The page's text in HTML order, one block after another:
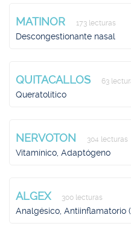
MATINOR 173 lecturas
Descongestionante nasal
QUITACALLOS 63
Queratolítico
NERVOTON 304 lecturas
Vitamínico, Adaptógeno
ALGEX 300 lecturas
Analgésico, Antiinflamatorio